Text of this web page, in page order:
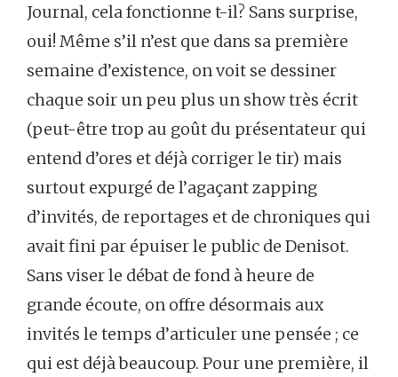
Journal, cela fonctionne t-il? Sans surprise,
oui! Même s’il n’est que dans sa première
semaine d’existence, on voit se dessiner
chaque soir un peu plus un show très écrit
(peut-être trop au goût du présentateur qui
entend d’ores et déjà corriger le tir) mais
surtout expurgé de l’agaçant zapping
d’invités, de reportages et de chroniques qui
avait fini par épuiser le public de Denisot.
Sans viser le débat de fond à heure de
grande écoute, on offre désormais aux
invités le temps d’articuler une pensée ; ce
qui est déjà beaucoup. Pour une première, il